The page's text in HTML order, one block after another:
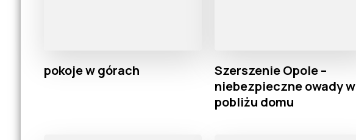
pokoje w górach
Szerszenie Opole –
niebezpieczne owady w
pobliżu domu